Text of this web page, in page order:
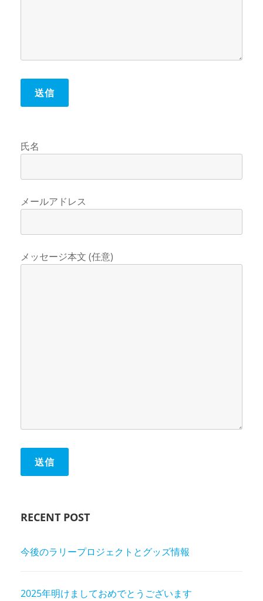
氏名
メールアドレス
メッセージ本文 (任意)
RECENT POST
今後のラリープロジェクトとグッズ情報
2025年明けましておめでとうございます